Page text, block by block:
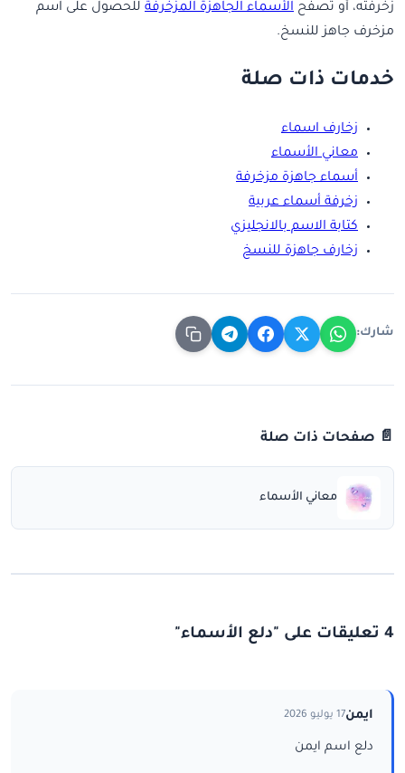
زخرفته، أو تصفّح الأسماء الجاهزة المزخرفة للحصول على اسم
مزخرف جاهز للنسخ.
خدمات ذات صلة
زخارف اسماء
معاني الأسماء
أسماء جاهزة مزخرفة
زخرفة أسماء عربية
كتابة الاسم بالانجليزي
زخارف جاهزة للنسخ
شارك:
📄 صفحات ذات صلة
معاني الأسماء
4 تعليقات على "دلع الأسماء"
ايمن17 يوليو 2026
دلع اسم ايمن